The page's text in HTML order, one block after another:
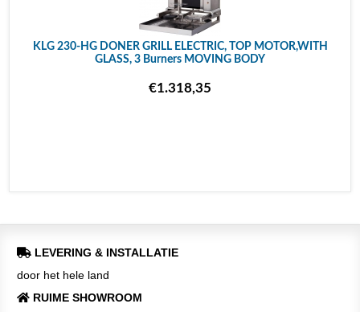
KLG 230-HG DONER GRILL ELECTRIC, TOP MOTOR,WITH
GLASS, 3 Burners MOVING BODY
€1.318,35
LEVERING & INSTALLATIE
door het hele land
RUIME SHOWROOM